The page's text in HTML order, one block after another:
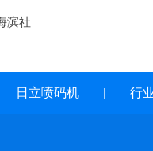
滨社
日立喷码机 | 行